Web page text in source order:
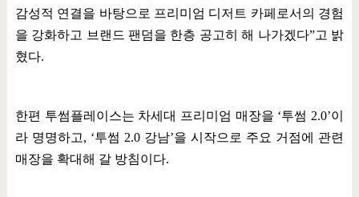
감성적 연결을 바탕으로 프리미엄 디저트 카페로서의 경험
을 강화하고 브랜드 팬덤을 한층 공고히 해 나가겠다”고 밝
혔다.
한편 투썸플레이스는 차세대 프리미엄 매장을 ‘투썸 2.0’이
라 명명하고, ‘투썸 2.0 강남’을 시작으로 주요 거점에 관련
매장을 확대해 갈 방침이다.